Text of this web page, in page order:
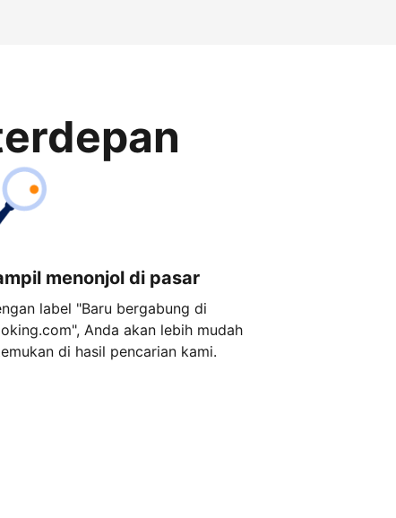
menonjol di pasar
label "Baru bergabung di
Anda akan lebih mudah
di hasil pencarian kami.